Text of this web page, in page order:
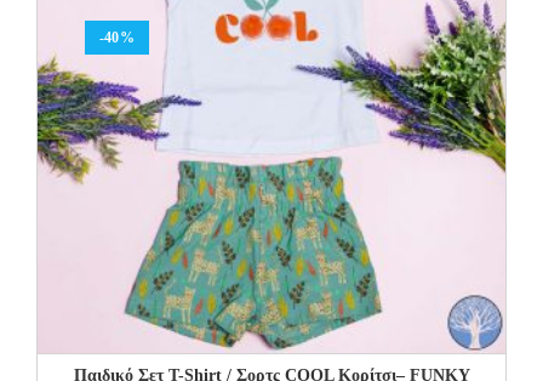
-40%
Παιδικό Σετ Τ-Shirt / Σορτς COOL Κορίτσι– FUNKY